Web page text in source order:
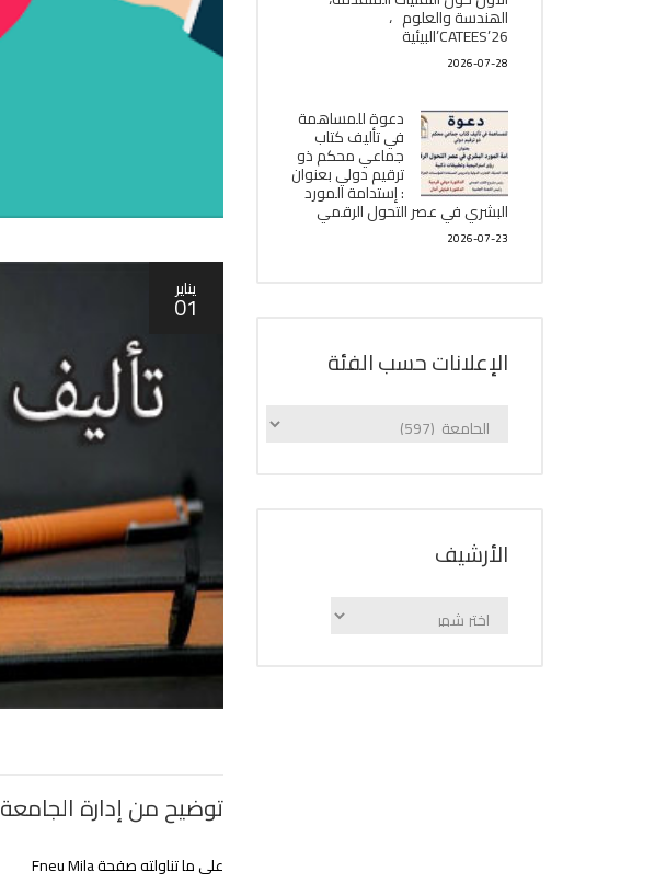
يناير
01
توضيح من إدارة الجامعة
على ما تناولته صفحة Fneu Mila
الھندسة والعلوم ،
CATEES’26’البیئية
2026-07-28
دعوة للمساهمة
في تأليف كتاب
جماعي محكم ذو
ترقيم دولي بعنوان
: إستدامة المورد
البشري في عصر التحول الرقمي
2026-07-23
الإعلانات حسب الفئة
الإعلانات
اﻷرشيف
اﻷرشيف